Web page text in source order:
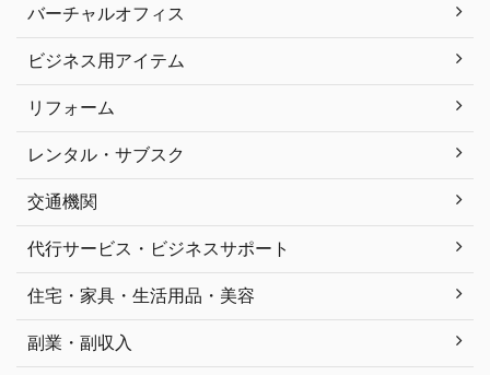
バーチャルオフィス
ビジネス用アイテム
リフォーム
レンタル・サブスク
交通機関
代行サービス・ビジネスサポート
住宅・家具・生活用品・美容
副業・副収入